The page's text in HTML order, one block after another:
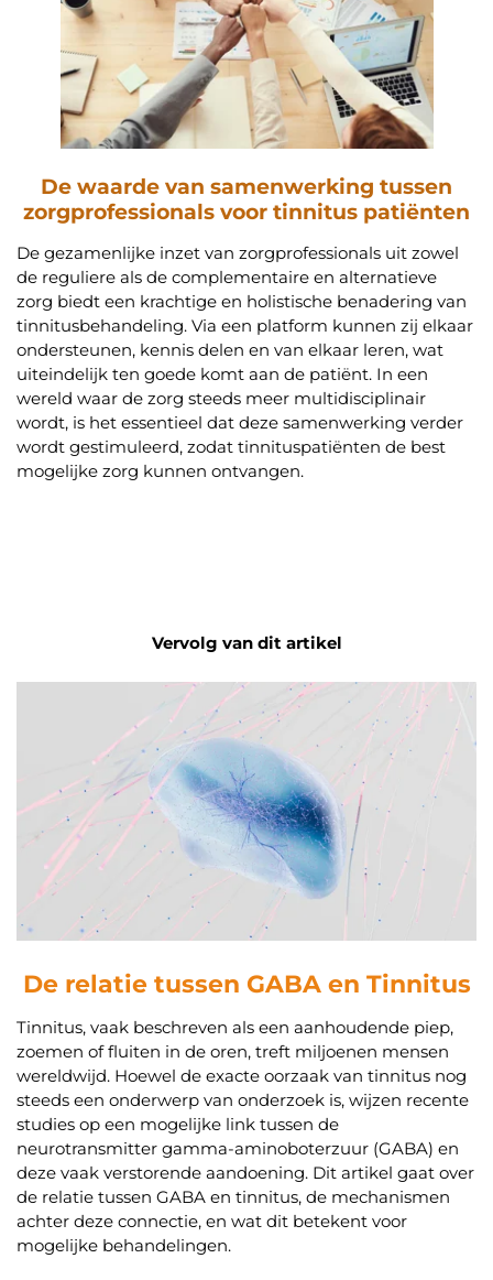
De waarde van samenwerking tussen
zorgprofessionals voor tinnitus patiënten
De gezamenlijke inzet van zorgprofessionals uit zowel
de reguliere als de complementaire en alternatieve
zorg biedt een krachtige en holistische benadering van
tinnitusbehandeling. Via een platform kunnen zij elkaar
ondersteunen, kennis delen en van elkaar leren, wat
uiteindelijk ten goede komt aan de patiënt. In een
wereld waar de zorg steeds meer multidisciplinair
wordt, is het essentieel dat deze samenwerking verder
wordt gestimuleerd, zodat tinnituspatiënten de best
mogelijke zorg kunnen ontvangen.
Vervolg van dit artikel
De relatie tussen GABA en Tinnitus
Tinnitus, vaak beschreven als een aanhoudende piep,
zoemen of fluiten in de oren, treft miljoenen mensen
wereldwijd. Hoewel de exacte oorzaak van tinnitus nog
steeds een onderwerp van onderzoek is, wijzen recente
studies op een mogelijke link tussen de
neurotransmitter gamma-aminoboterzuur (GABA) en
deze vaak verstorende aandoening. Dit artikel gaat over
de relatie tussen GABA en tinnitus, de mechanismen
achter deze connectie, en wat dit betekent voor
mogelijke behandelingen.